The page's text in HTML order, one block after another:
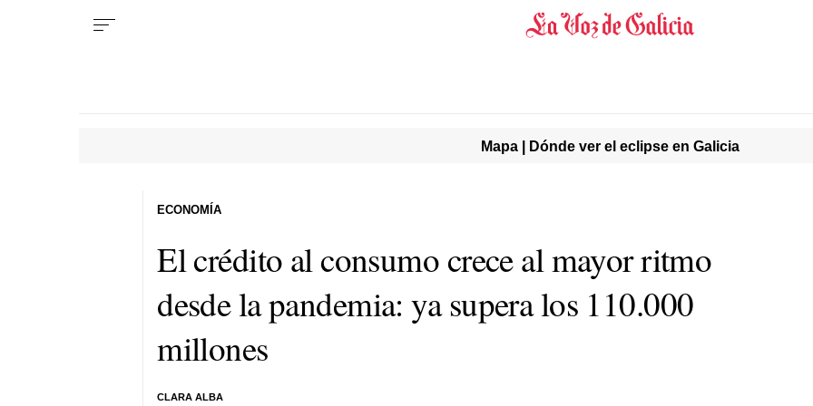
Mapa | Dónde ver el eclipse en Galicia
El crédito al consumo crece al mayor ritmo
desde la pandemia: ya supera los 110.000
millones
CLARA ALBA
ECONOMÍA